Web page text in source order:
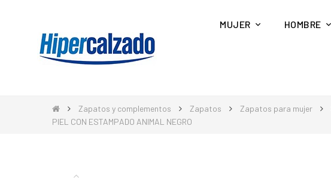
MUJER HOMBRE
Zapatos y complementos Zapatos Zapatos para mujer
PIEL CON ESTAMPADO ANIMAL NEGRO